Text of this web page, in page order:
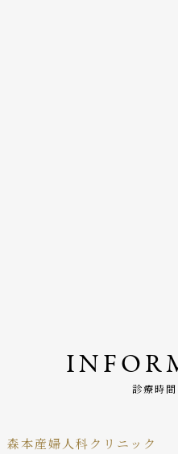
診療時
森本産婦人科クリニック